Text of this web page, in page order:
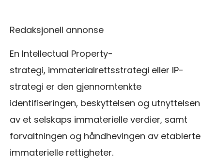
Redaksjonell annonse
En Intellectual Property-
strategi, immaterialrettsstrategi eller IP-
strategi er den gjennomtenkte
identifiseringen, beskyttelsen og utnyttelsen
av et selskaps immaterielle verdier, samt
forvaltningen og håndhevingen av etablerte
immaterielle rettigheter.